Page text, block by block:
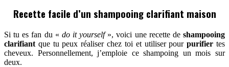
Recette facile d’un shampooing clarifiant maison
Si tu es fan du « do it yourself», voici une recette deshampooing
clarifiant que tu peux réaliser chez toi et utiliser pourpurifier tes
cheveux. Personnellement, j’emploie ce shampoing un mois sur
deux.